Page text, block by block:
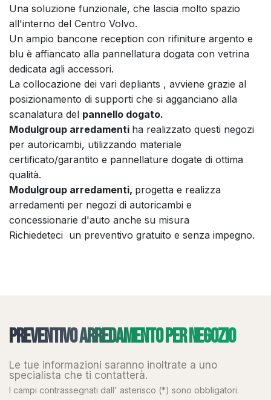
Una soluzione funzionale, che lascia molto spazio
all'interno del Centro Volvo.
Un ampio bancone reception con rifiniture argento e
blu è affiancato alla pannellatura dogata con vetrina
dedicata agli accessori.
La collocazione dei vari depliants , avviene grazie al
posizionamento di supporti che si agganciano alla
scanalatura del pannello dogato.
Modulgroup arredamenti ha realizzato questi negozi
per autoricambi, utilizzando materiale
certificato/garantito e pannellature dogate di ottima
qualità.
Modulgroup arredamenti, progetta e realizza
arredamenti per negozi di autoricambi e
concessionarie d'auto anche su misura
Richiedeteci un preventivo gratuito e senza impegno.
Preventivo arredamento per negozio
Le tue informazioni saranno inoltrate a uno
specialista che ti contatterà.
I campi contrassegnati dall' asterisco (*) sono obbligatori.